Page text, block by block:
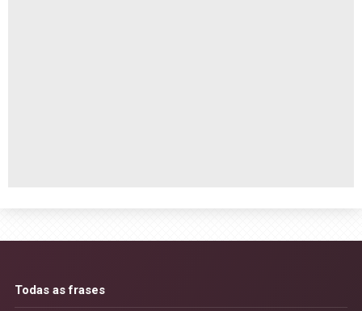
Todas as frases